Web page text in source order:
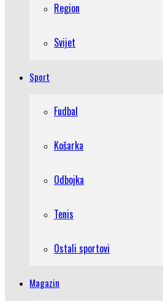
Region
Svijet
Sport
Fudbal
Košarka
Odbojka
Tenis
Ostali sportovi
Magazin